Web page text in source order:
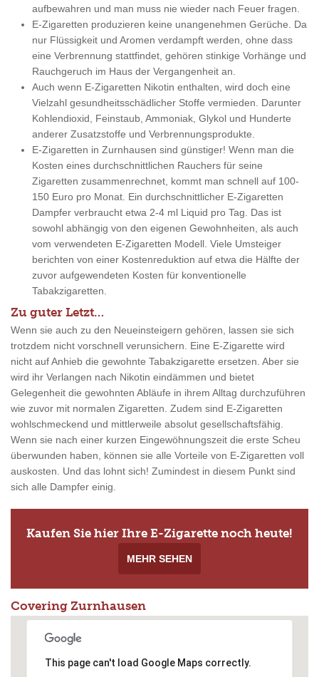
aufbewahren und man muss nie wieder nach Feuer fragen.
E-Zigaretten produzieren keine unangenehmen Gerüche. Da
nur Flüssigkeit und Aromen verdampft werden, ohne dass
eine Verbrennung stattfindet, gehören stinkige Vorhänge und
Rauchgeruch im Haus der Vergangenheit an.
Auch wenn E-Zigaretten Nikotin enthalten, wird doch eine
Vielzahl gesundheitsschädlicher Stoffe vermieden. Darunter
Kohlendioxid, Feinstaub, Ammoniak, Glykol und Hunderte
anderer Zusatzstoffe und Verbrennungsprodukte.
E-Zigaretten in Zurnhausen sind günstiger! Wenn man die
Kosten eines durchschnittlichen Rauchers für seine
Zigaretten zusammenrechnet, kommt man schnell auf 100-
150 Euro pro Monat. Ein durchschnittlicher E-Zigaretten
Dampfer verbraucht etwa 2-4 ml Liquid pro Tag. Das ist
sowohl abhängig von den eigenen Gewohnheiten, als auch
vom verwendeten E-Zigaretten Modell. Viele Umsteiger
berichten von einer Kostenreduktion auf etwa die Hälfte der
zuvor aufgewendeten Kosten für konventionelle
Tabakzigaretten.
Zu guter Letzt…
Wenn sie auch zu den Neueinsteigern gehören, lassen sie sich
trotzdem nicht vorschnell verunsichern. Eine E-Zigarette wird
nicht auf Anhieb die gewohnte Tabakzigarette ersetzen. Aber sie
wird ihr Verlangen nach Nikotin eindämmen und bietet
Gelegenheit die gewohnten Abläufe in ihrem Alltag durchzuführen
wie zuvor mit normalen Zigaretten. Zudem sind E-Zigaretten
wohlschmeckend und mittlerweile absolut gesellschaftsfähig.
Wenn sie nach einer kurzen Eingewöhnungszeit die erste Scheu
überwunden haben, können sie alle Vorteile von E-Zigaretten voll
auskosten. Und das lohnt sich! Zumindest in diesem Punkt sind
sich alle Dampfer einig.
Kaufen Sie hier Ihre E-Zigarette noch heute!
MEHR SEHEN
Covering Zurnhausen
This page can't load Google Maps correctly.